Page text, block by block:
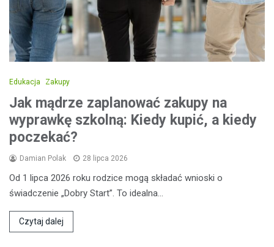
Edukacja Zakupy
Jak mądrze zaplanować zakupy na
wyprawkę szkolną: Kiedy kupić, a kiedy
poczekać?
Damian Polak 28 lipca 2026
Od 1 lipca 2026 roku rodzice mogą składać wnioski o
świadczenie „Dobry Start”. To idealna…
Czytaj dalej